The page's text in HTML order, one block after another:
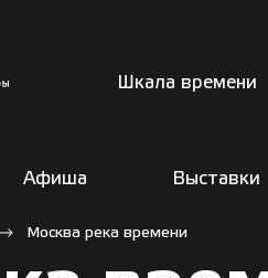
Шкала времени
Афиша Выставки
Москва река времени